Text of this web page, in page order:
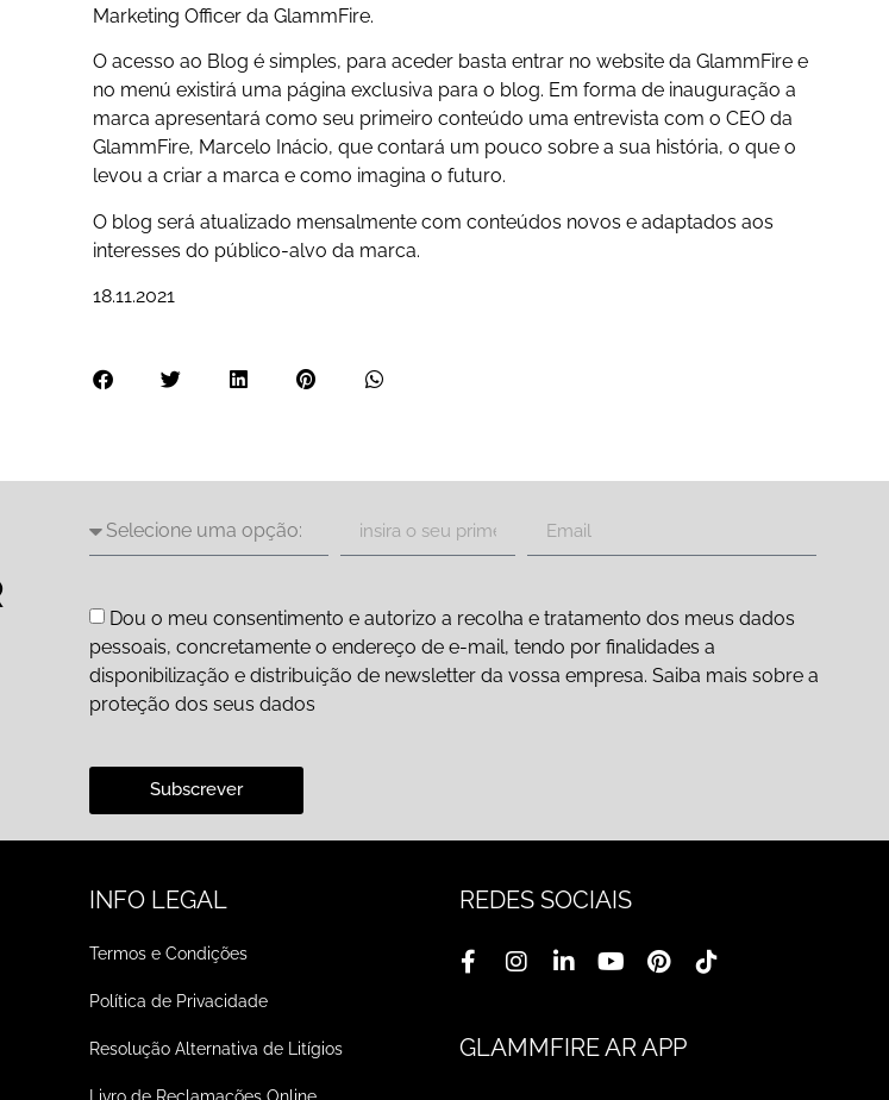
Marketing Officer da GlammFire.
O acesso ao Blog é simples, para aceder basta entrar no website da GlammFire e
no menú existirá uma página exclusiva para o blog. Em forma de inauguração a
marca apresentará como seu primeiro conteúdo uma entrevista com o CEO da
GlammFire, Marcelo Inácio, que contará um pouco sobre a sua história, o que o
levou a criar a marca e como imagina o futuro.
O blog será atualizado mensalmente com conteúdos novos e adaptados aos
interesses do público-alvo da marca.
18.11.2021
Dou o meu consentimento e autorizo a recolha e tratamento dos meus dados
pessoais, concretamente o endereço de e-mail, tendo por finalidades a
disponibilização e distribuição de newsletter da vossa empresa. Saiba mais sobre a
proteção dos seus dados
Subscrever
INFO LEGAL
Termos e Condições
Política de Privacidade
Resolução Alternativa de Litígios
Livro de Reclamações Online
REDES SOCIAIS
GLAMMFIRE AR APP